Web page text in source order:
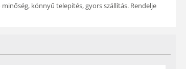
könnyű telepítés, gyors szállítás. Rendelje